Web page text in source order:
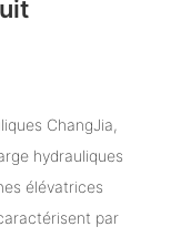
ChangJia,
hydrauliques
élévatrices
par